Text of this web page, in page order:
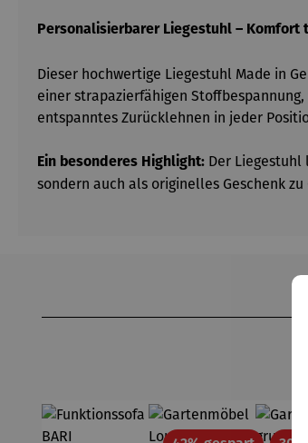
Personalisierbarer Liegestuhl –
Dieser hochwertige Liegestuhl Made in
einer strapazierfähigen
entspanntes Zurücklehnen in jeder
Ein besonderes Highlight: Der
sondern auch als originelles Geschenk